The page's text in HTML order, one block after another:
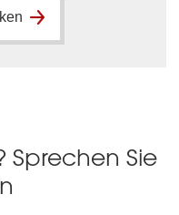
Sprechen Sie